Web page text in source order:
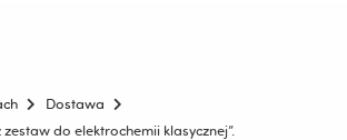
Dostawa
do elektrochemii klasycznej”.